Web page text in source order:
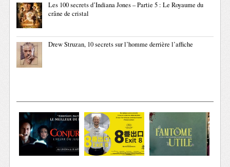
Les 100 secrets d’Indiana Jones – Partie 5 : Le Royaume du
crâne de cristal
Drew Struzan, 10 secrets sur l’homme derrière l’affiche